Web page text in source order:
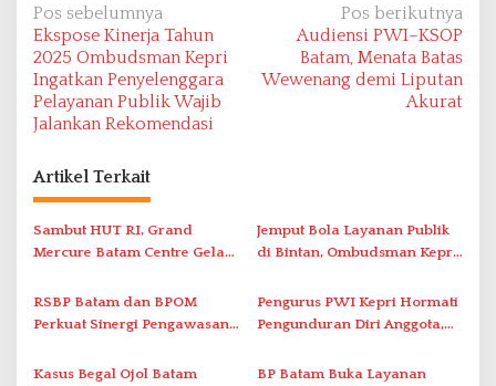
N
a
v
i
g
a
s
i
p
o
s
Pos sebelumnya
Ekspose Kinerja Tahun
2025 Ombudsman Kepri
Ingatkan Penyelenggara
Pelayanan Publik Wajib
Jalankan Rekomendasi
Pos berikutnya
Audiensi PWI–KSOP
Batam, Menata Batas
Wewenang demi Liputan
Akurat
Artikel Terkait
Sambut HUT RI, Grand
Mercure Batam Centre Gelar
Nusantara’
Jemput Bola Layanan Publik
di Bintan, Ombudsman Kepri
Solar Nelayan
RSBP Batam dan BPOM
Perkuat Sinergi Pengawasan
Pelayanan Kefarmasian
Pengurus PWI Kepri Hormati
Pengunduran Diri Anggota,
Administrasi ke Pusat
Kasus Begal Ojol Batam
BP Batam Buka Layanan